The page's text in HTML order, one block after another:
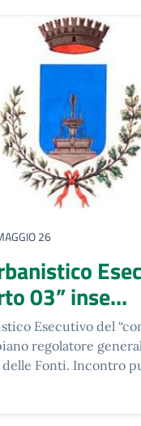
26
03” inse...
Esecutivo del
regolatore
Fonti. Incontro